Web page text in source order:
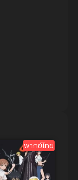
พากย์ไทย